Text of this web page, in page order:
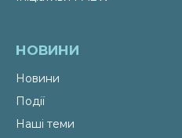
НОВИНИ
Новини
Події
Наші теми